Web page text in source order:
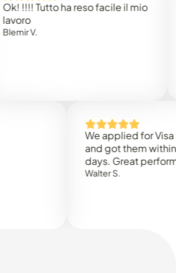
Tutto ha reso facile il mio
We applied for Visa to
and got them within 3
days. Great performance!
Walter S.